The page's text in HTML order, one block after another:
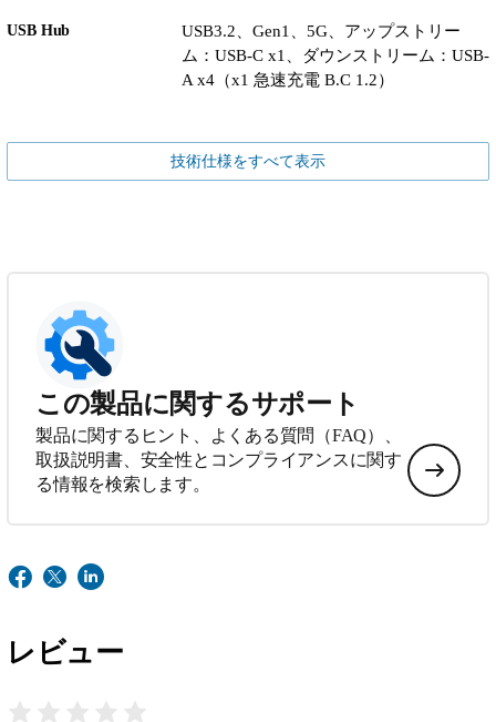
USB Hub
USB3.2、Gen1、5G、アップストリー
ム：USB-C x1、ダウンストリーム：USB-
A x4（x1 急速充電 B.C 1.2）
技術仕様をすべて表示
この製品に関するサポート
製品に関するヒント、よくある質問（FAQ）、
取扱説明書、安全性とコンプライアンスに関す
る情報を検索します。
レビュー